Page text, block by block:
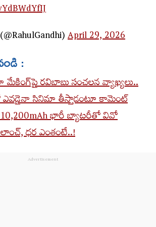
April 29, 2026
:
మేకింగ్‌పై రవిబాబు సంచలన వ్యాఖ్యలు..
సినిమా తీస్తాడంటూ కామెంట్
10,200mAh భారీ బ్యాటరీతో వివో
ధర ఎంతంటే..!